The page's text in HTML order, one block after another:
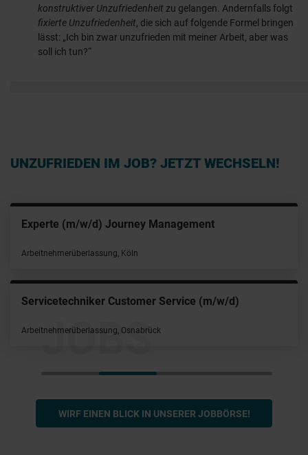
konstruktiver Unzufriedenheit zu gelangen. Andernfalls folgt
fixierte Unzufriedenheit, die sich auf folgende Formel bringen
lässt: „Ich bin zwar unzufrieden mit meiner Arbeit, aber was
soll ich tun?“
JOBS
UNZUFRIEDEN IM JOB? JETZT WECHSELN!
IT Infrastructure Engineer (m/w/d) Backup & Storage
Arbeitnehmerüberlassung, München
Veranstaltungstechniker (m/w/d)
Arbeitnehmerüberlassung, Hamburg
WIRF EINEN BLICK IN UNSERER JOBBÖRSE!